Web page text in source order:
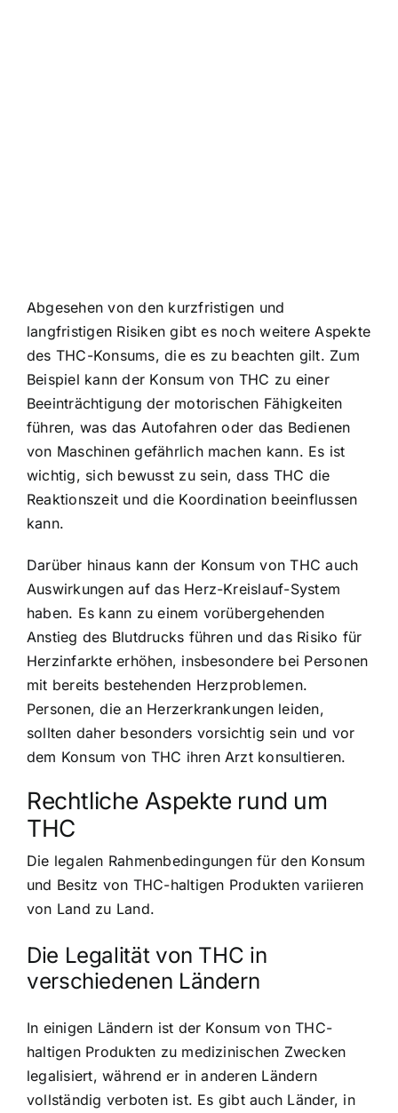
Abgesehen von den kurzfristigen und
langfristigen Risiken gibt es noch weitere Aspekte
des THC-Konsums, die es zu beachten gilt. Zum
Beispiel kann der Konsum von THC zu einer
Beeinträchtigung der motorischen Fähigkeiten
führen, was das Autofahren oder das Bedienen
von Maschinen gefährlich machen kann. Es ist
wichtig, sich bewusst zu sein, dass THC die
Reaktionszeit und die Koordination beeinflussen
kann.
Darüber hinaus kann der Konsum von THC auch
Auswirkungen auf das Herz-Kreislauf-System
haben. Es kann zu einem vorübergehenden
Anstieg des Blutdrucks führen und das Risiko für
Herzinfarkte erhöhen, insbesondere bei Personen
mit bereits bestehenden Herzproblemen.
Personen, die an Herzerkrankungen leiden,
sollten daher besonders vorsichtig sein und vor
dem Konsum von THC ihren Arzt konsultieren.
Rechtliche Aspekte rund um
THC
Die legalen Rahmenbedingungen für den Konsum
und Besitz von THC-haltigen Produkten variieren
von Land zu Land.
Die Legalität von THC in
verschiedenen Ländern
In einigen Ländern ist der Konsum von THC-
haltigen Produkten zu medizinischen Zwecken
legalisiert, während er in anderen Ländern
vollständig verboten ist. Es gibt auch Länder, in